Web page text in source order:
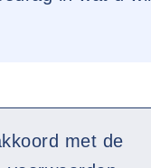
met de